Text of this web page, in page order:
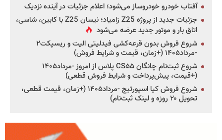
آفتاب خودرو خودروساز می‌شود؛ اعلام جزئیات در آینده نزدیک
جزئیات جدید از پروژه Z25 زامیاد؛ نیسان Z25 با کابین، شاسی،
اتاق بار و موتور جدید عرضه می‌شود
شروع فروش بدون قرعه‌کشی فیدلیتی الیت و ریسپکت۲
-مرداد۱۴۰۵ (+زمان، قیمت و شرایط فروش)
شروع ثبت‌نام چانگان CS۵۵ پلاس از امروز -مرداد۱۴۰۵
(+قیمت، پیش‌پرداخت و شرایط فروش قطعی)
شروع فروش کیا اسپورتیج -مرداد۱۴۰۵ (+زمان، قیمت قطعی،
تحویل ۲۰ روزه و لینک ثبت‌نام)